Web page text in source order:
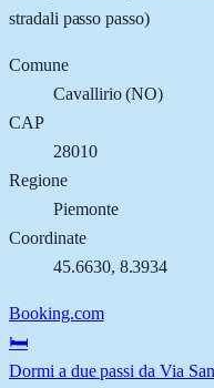
stradali passo passo)
Comune
Cavallirio(NO)
CAP
28010
Regione
Piemonte
Coordinate
45.6630, 8.3934
Booking.com
🛏️
Dormi a due passi da Via